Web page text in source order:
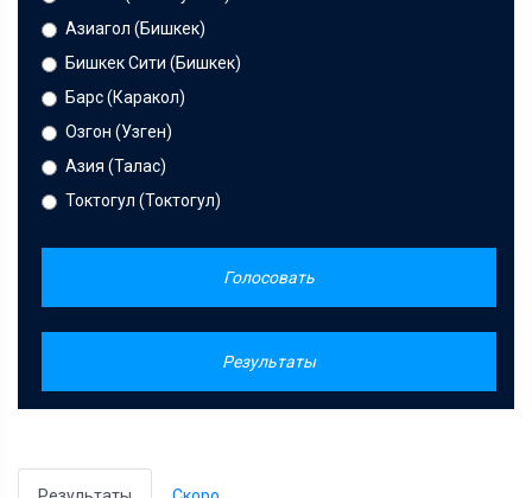
Азиагол (Бишкек)
Бишкек Сити (Бишкек)
Барс (Каракол)
Озгон (Узген)
Азия (Талас)
Токтогул (Токтогул)
Голосовать
Результаты